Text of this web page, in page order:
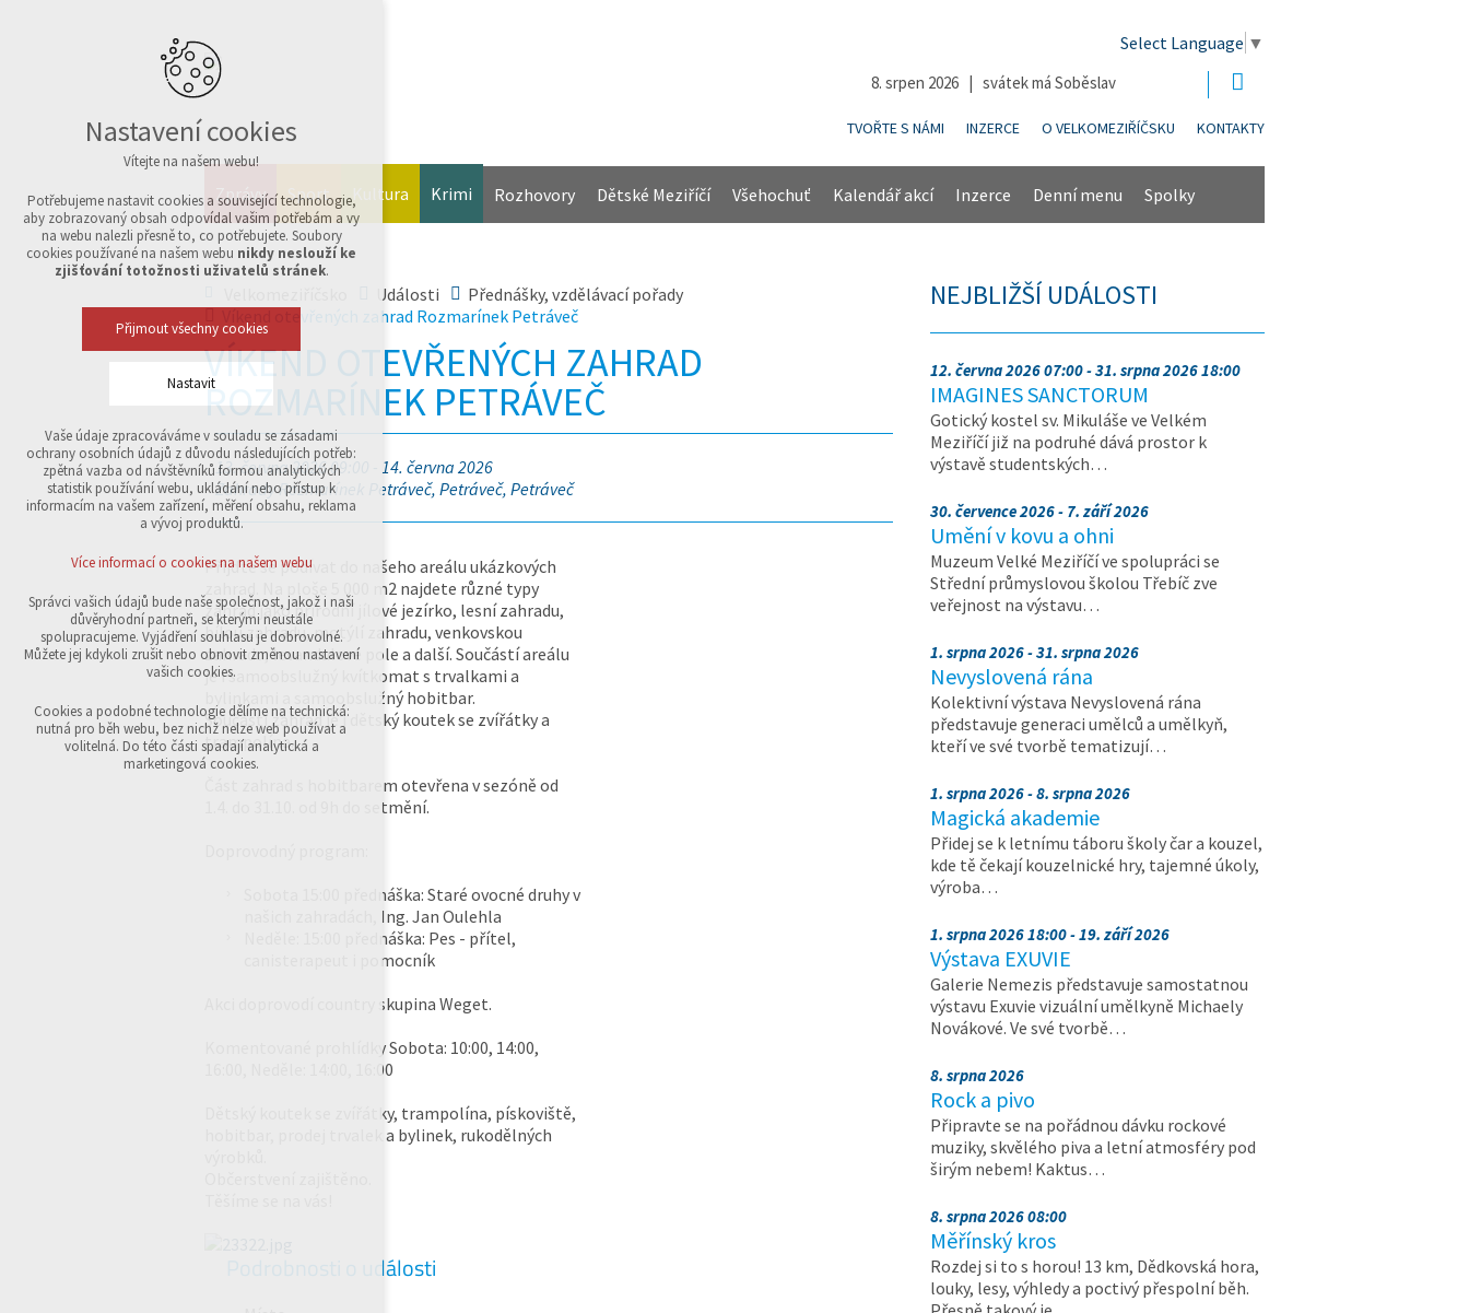
Select Language ▼
8. srpen 2026 | svátek má Soběslav
TVOŘTE S NÁMI INZERCE O VELKOMEZIŘÍČSKU KONTAKTY
Zprávy Sport Kultura Krimi Rozhovory Dětské Meziříčí Všehochuť Kalendář akcí Inzerce Denní menu Spolky
Události
Přednášky, vzdělávací pořady
Víkend otevřených zahrad Rozmarínek Petráveč
VÍKEND OTEVŘENÝCH ZAHRAD
ROZMARÍNEK PETRÁVEČ
13. června 2026 09:00 - 14. června 2026
Zahrady Rozmarínek Petráveč, Petráveč, Petráveč
Přijďte se podívat do našeho areálu ukázkových
zahrad. Na ploše 5 000 m2 najdete různé typy
zahrad jako přírodní jílové jezírko, lesní zahradu,
bílou zahradu, motýlí zahradu, venkovskou
zahradu, levandulové pole a další. Součástí areálu
je i samoobslužný kvítkomat s trvalkami a
bylinkami a samoobslužný hobitbar.
Součástí zahrad je i dětský koutek se zvířátky a
trampolína.
Část zahrad s hobitbarem otevřena v sezóně od
1.4. do 31.10. od 9h do setmění.
Sobota 15:00 přednáška: Staré ovocné druhy v
našich zahradách, Ing. Jan Oulehla
Neděle: 15:00 přednáška: Pes - přítel,
canisterapeut i pomocník
Akci doprovodí country skupina Weget.
Komentované prohlídky Sobota: 10:00, 14:00,
16:00, Neděle: 14:00, 16:00
Dětský koutek se zvířátky, trampolína, pískoviště,
hobitbar, prodej trvalek a bylinek, rukodělných
Podrobnosti o události
NEJBLIŽŠÍ UDÁLOSTI
12. června 2026 07:00 - 31. srpna 2026 18:00
IMAGINES SANCTORUM
Gotický kostel sv. Mikuláše ve Velkém
Meziříčí již na podruhé dává prostor k
výstavě studentských…
30. července 2026 - 7. září 2026
Umění v kovu a ohni
Muzeum Velké Meziříčí ve spolupráci se
Střední průmyslovou školou Třebíč zve
veřejnost na výstavu…
1. srpna 2026 - 31. srpna 2026
Nevyslovená rána
Kolektivní výstava Nevyslovená rána
představuje generaci umělců a umělkyň,
kteří ve své tvorbě tematizují…
1. srpna 2026 - 8. srpna 2026
Magická akademie
Přidej se k letnímu táboru školy čar a kouzel,
kde tě čekají kouzelnické hry, tajemné úkoly,
výroba…
1. srpna 2026 18:00 - 19. září 2026
Výstava EXUVIE
Galerie Nemezis představuje samostatnou
výstavu Exuvie vizuální umělkyně Michaely
Novákové. Ve své tvorbě…
8. srpna 2026
Rock a pivo
Připravte se na pořádnou dávku rockové
muziky, skvělého piva a letní atmosféry pod
širým nebem! Kaktus…
8. srpna 2026 08:00
Měřínský kros
Rozdej si to s horou! 13 km, Dědkovská hora,
louky, lesy, výhledy a poctivý přespolní běh.
Nastavení cookies
Vítejte na našem webu!
Potřebujeme nastavit cookies a související technologie,
aby zobrazovaný obsah odpovídal vašim potřebám a vy
na webu nalezli přesně to, co potřebujete. Soubory
cookies používané na našem webu nikdy neslouží ke
zjišťování totožnosti uživatelů stránek.
Přijmout všechny cookies
Nastavit
Technická cookies
nutná pro provozování webu
udržení kontextu stránek (session): případná
přihlášení, volby jazyka, apod.
analytická pro anonymizované vyhodnocení
návštěvnosti
marketingová cookies (Google,Sklik)
Více informací o cookies na našem webu
Přijmout všechny cookies
Odmítnout vše
Vaše údaje zpracováváme v souladu se zásadami
ochrany osobních údajů z důvodu následujících potřeb:
zpětná vazba od návštěvníků formou analytických
statistik používání webu, ukládání nebo přístup k
informacím na vašem zařízení, měření obsahu, reklama
a vývoj produktů.
Více informací o cookies na našem webu
Správci vašich údajů bude naše společnost, jakož i naši
důvěryhodní partneři, se kterými neustále
spolupracujeme. Vyjádření souhlasu je dobrovolné.
Můžete jej kdykoli zrušit nebo obnovit změnou nastavení
vašich cookies.
Cookies a podobné technologie dělíme na technická:
nutná pro běh webu, bez nichž nelze web používat a
volitelná. Do této části spadají analytická a
marketingová cookies.